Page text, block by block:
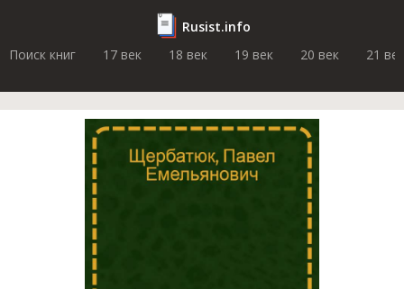
Rusist.info
Поиск книг
17 век 18 век 19 век 20 век 21 век